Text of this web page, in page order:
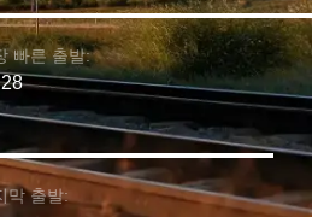
빠른 출발:
막 출발: